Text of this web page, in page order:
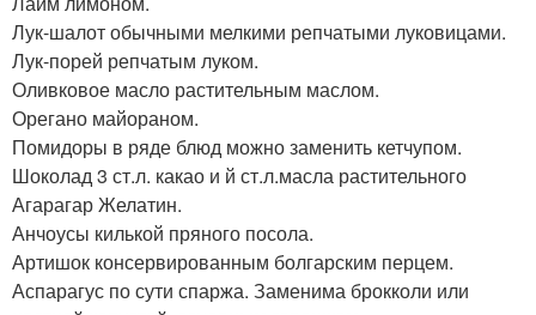
Лук-шалот обычными мелкими репчатыми луковицами.
Лук-порей репчатым луком.
Оливковое масло растительным маслом.
Орегано майораном.
Помидоры в ряде блюд можно заменить кетчупом.
Шоколад 3 ст.л. какао и й ст.л.масла растительного
Агарагар Желатин.
Анчоусы килькой пряного посола.
Артишок консервированным болгарским перцем.
Аспарагус по сути спаржа. Заменима брокколи или